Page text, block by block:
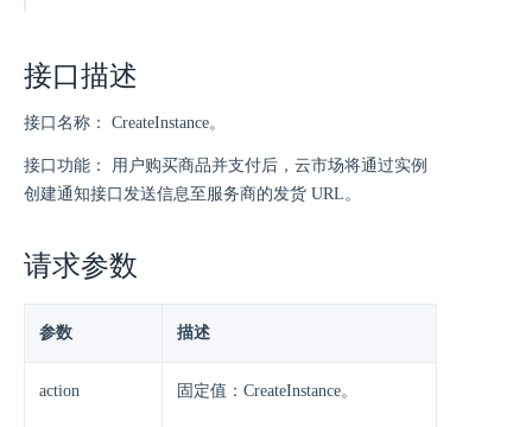
接口描述
接口名称： CreateInstance。
接口功能： 用户购买商品并支付后，云市场将通过实例
创建通知接口发送信息至服务商的发货 URL。
请求参数
参数 描述
action 固定值：CreateInstance。